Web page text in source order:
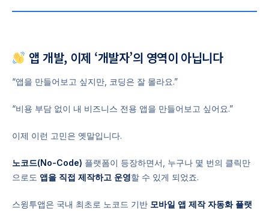
앱 개발, 이제 ‘개발자’의 영역이 아닙니다
“앱을 만들어보고 싶지만, 코딩은 잘 몰라요.”
“비용 부담 없이 내 비즈니스 전용 앱을 만들어보고 싶어요.”
이제 이런 고민은 옛말입니다.
노코드(No-Code) 플랫폼이 등장하면서, 누구나 몇 번의 클릭만
으로도 앱을 직접 제작하고 운영할 수 있게 되었죠.
스윙투앱은 국내 최초로 노코드 기반 모바일 앱 제작 자동화 플랫